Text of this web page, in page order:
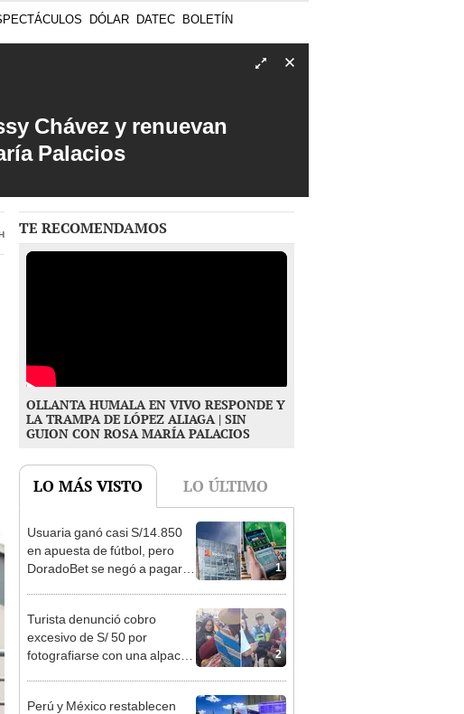
DÓLAR DATEC BOLETÍN
Chávez y renuevan
Palacios
TE RECOMENDAMOS
OLLANTA HUMALA EN VIVO RESPONDE Y
LA TRAMPA DE LÓPEZ ALIAGA | SIN
GUION CON ROSA MARÍA PALACIOS
LO MÁS VISTO LO ÚLTIMO
1
Usuaria ganó casi S/14.850
en apuesta de fútbol, pero
DoradoBet se negó a pagar:
2
Turista denunció cobro
excesivo de S/ 50 por
fotografiarse con una alpaca
Perú y México restablecen